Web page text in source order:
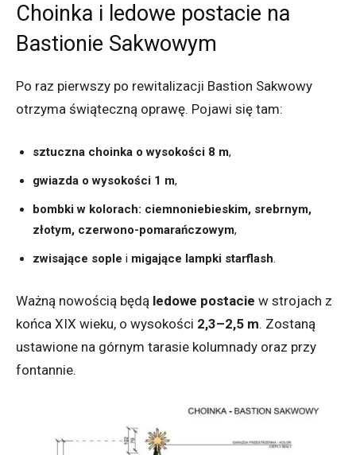
Choinka i ledowe postacie na
Bastionie Sakwowym
Po raz pierwszy po rewitalizacji Bastion Sakwowy
otrzyma świąteczną oprawę. Pojawi się tam:
sztuczna choinka o wysokości 8 m,
gwiazda o wysokości 1 m,
bombki w kolorach: ciemnoniebieskim, srebrnym,
złotym, czerwono-pomarańczowym,
zwisające sople i migające lampki starflash.
Ważną nowością będą ledowe postacie w strojach z
końca XIX wieku, o wysokości 2,3–2,5 m. Zostaną
ustawione na górnym tarasie kolumnady oraz przy
fontannie.